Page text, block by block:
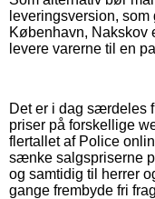
leveringsversion,
København, Nakskov
levere varerne til en
Det er i dag særdeles
priser på forskellige
flertallet af Police
sænke salgspriserne
og samtidig til herrer
gange frembyde fri